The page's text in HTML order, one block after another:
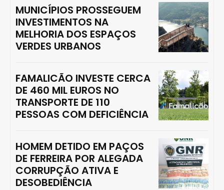
MUNICÍPIOS PROSSEGUEM
INVESTIMENTOS NA
MELHORIA DOS ESPAÇOS
VERDES URBANOS
FAMALICÃO INVESTE CERCA
DE 460 MIL EUROS NO
TRANSPORTE DE 110
PESSOAS COM DEFICIÊNCIA
HOMEM DETIDO EM PAÇOS
DE FERREIRA POR ALEGADA
CORRUPÇÃO ATIVA E
DESOBEDIÊNCIA